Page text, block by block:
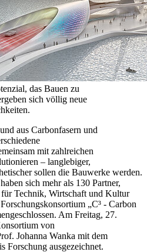
das Bauen zu
sich völlig neue
aus Carbonfasern und
mit zahlreichen
– langlebiger,
sollen die Bauwerke werden.
sich mehr als 130 Partner,
Technik, Wirtschaft und Kultur
„C³ - Carbon
Am Freitag, 27.
von
Johanna Wanka mit dem
Forschung ausgezeichnet.